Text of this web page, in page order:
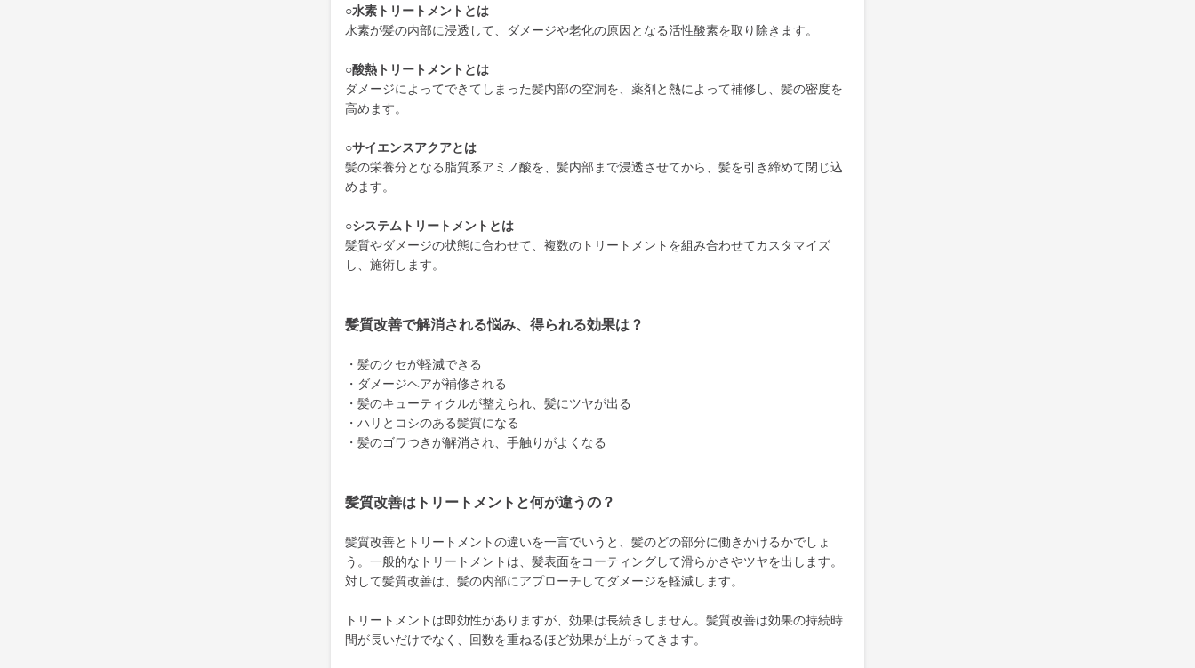
○水素トリートメントとは
水素が髪の内部に浸透して、ダメージや老化の原因となる活性酸素を取り除きます。
○酸熱トリートメントとは
ダメージによってできてしまった髪内部の空洞を、薬剤と熱によって補修し、髪の密度を
高めます。
○サイエンスアクアとは
髪の栄養分となる脂質系アミノ酸を、髪内部まで浸透させてから、髪を引き締めて閉じ込
めます。
○システムトリートメントとは
髪質やダメージの状態に合わせて、複数のトリートメントを組み合わせてカスタマイズ
し、施術します。
髪質改善で解消される悩み、得られる効果は？
・髪のクセが軽減できる
・ダメージヘアが補修される
・髪のキューティクルが整えられ、髪にツヤが出る
・ハリとコシのある髪質になる
・髪のゴワつきが解消され、手触りがよくなる
髪質改善はトリートメントと何が違うの？
髪質改善とトリートメントの違いを一言でいうと、髪のどの部分に働きかけるかでしょ
う。一般的なトリートメントは、髪表面をコーティングして滑らかさやツヤを出します。
対して髪質改善は、髪の内部にアプローチしてダメージを軽減します。
トリートメントは即効性がありますが、効果は長続きしません。髪質改善は効果の持続時
間が長いだけでなく、回数を重ねるほど効果が上がってきます。